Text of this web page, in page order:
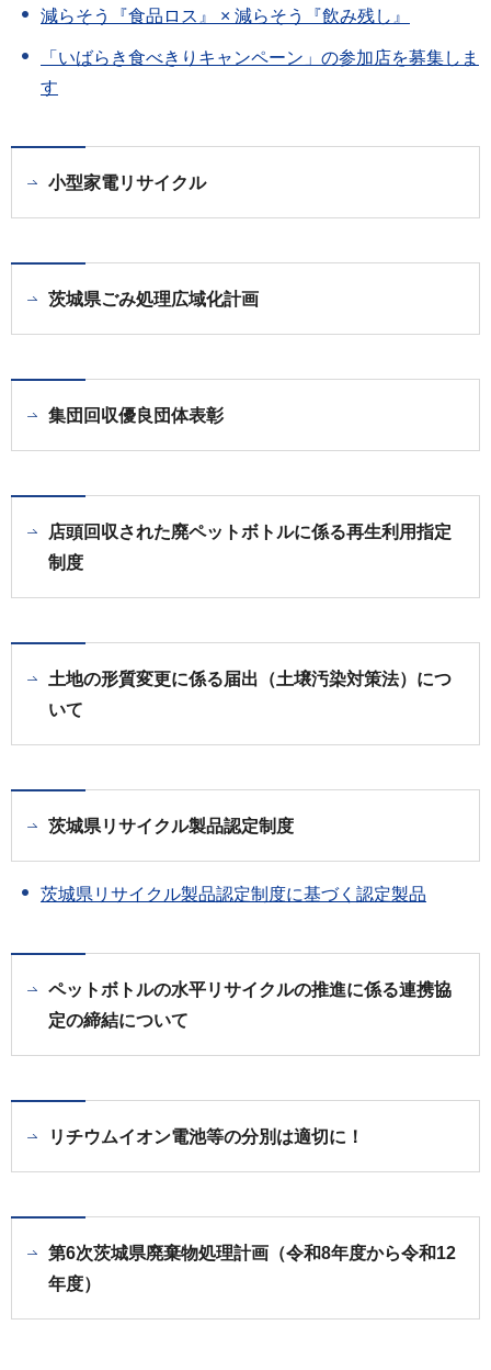
減らそう『食品ロス』 × 減らそう『飲み残し』
「いばらき食べきりキャンペーン」の参加店を募集しま
す
小型家電リサイクル
茨城県ごみ処理広域化計画
集団回収優良団体表彰
店頭回収された廃ペットボトルに係る再生利用指定
制度
土地の形質変更に係る届出（土壌汚染対策法）につ
いて
茨城県リサイクル製品認定制度
茨城県リサイクル製品認定制度に基づく認定製品
ペットボトルの水平リサイクルの推進に係る連携協
定の締結について
リチウムイオン電池等の分別は適切に！
第6次茨城県廃棄物処理計画（令和8年度から令和12
年度）